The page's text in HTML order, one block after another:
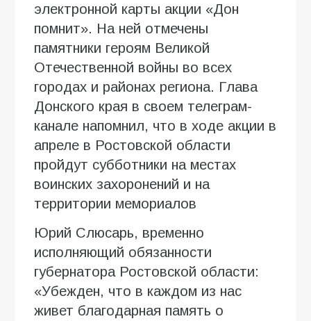
электронной карты акции «Дон
помнит». На ней отмечены
памятники героям Великой
Отечественной войны во всех
городах и районах региона. Глава
Донского края в своем телеграм-
канале напомнил, что в ходе акции в
апреле в Ростовской области
пройдут субботники на местах
воинских захоронений и на
территории мемориалов
Юрий Слюсарь, временно
исполняющий обязанности
губернатора Ростовской области:
«Убежден, что в каждом из нас
живет благодарная память о